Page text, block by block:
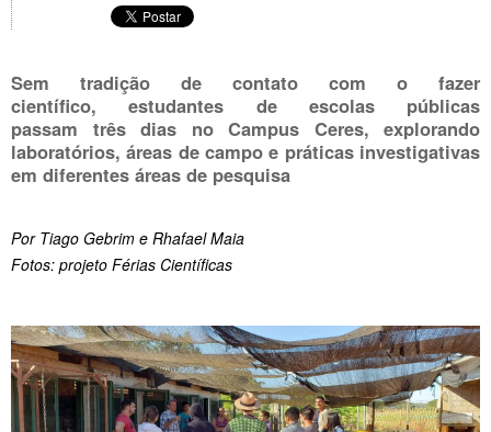
Sem tradição de contato com o fazer
científico, estudantes de escolas públicas
passam três dias no Campus Ceres, explorando
laboratórios, áreas de campo e práticas investigativas
em diferentes áreas de pesquisa
Por Tiago Gebrim e Rhafael Maia
Fotos: projeto Férias Científicas